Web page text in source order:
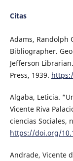
Citas
Adams, Randolph
Bibliographer.
Jefferson
Press, 1939.
Algaba, Leticia.
Vicente Riva
ciencias Sociales,
https://doi.org/
Andrade, Vicente